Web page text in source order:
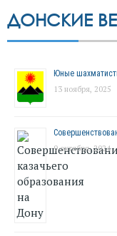
ДОНСКИЕ
Юные
13 ноября, 2025
9 октября, 2024